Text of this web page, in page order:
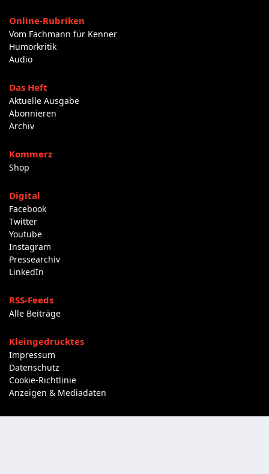
Online-Rubriken
Vom Fachmann für Kenner
Humorkritik
Audio
Das Heft
Aktuelle Ausgabe
Abonnieren
Archiv
Kommerz
Shop
Digital
Facebook
Twitter
Youtube
Instagram
Pressearchiv
LinkedIn
RSS-Feeds
Alle Beiträge
Kleingedrucktes
Impressum
Datenschutz
Cookie-Richtlinie
Anzeigen & Mediadaten